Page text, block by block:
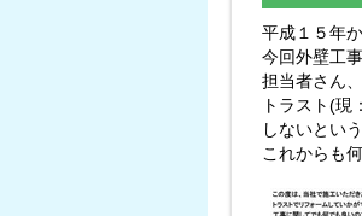
平成１５年
今回外壁工
担当者さん
トラスト(
しないとい
これからも